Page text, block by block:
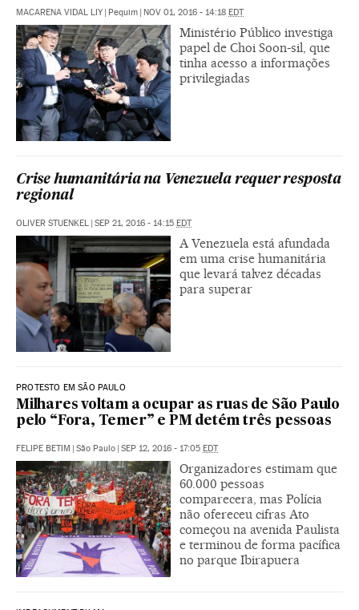
MACARENA VIDAL LIY | Pequim | NOV 01, 2016 - 14:18 EDT
Ministério Público investiga
papel de Choi Soon-sil, que
tinha acesso a informações
privilegiadas
Crise humanitária na Venezuela requer resposta
regional
OLIVER STUENKEL | SEP 21, 2016 - 14:15 EDT
A Venezuela está afundada
em uma crise humanitária
que levará talvez décadas
para superar
PROTESTO EM SÃO PAULO
Milhares voltam a ocupar as ruas de São Paulo
pelo “Fora, Temer” e PM detém três pessoas
FELIPE BETIM | São Paulo | SEP 12, 2016 - 17:05 EDT
Organizadores estimam que
60.000 pessoas
comparecera, mas Polícia
não ofereceu cifras Ato
começou na avenida Paulista
e terminou de forma pacífica
no parque Ibirapuera